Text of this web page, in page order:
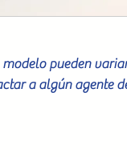
pueden
a algún agente